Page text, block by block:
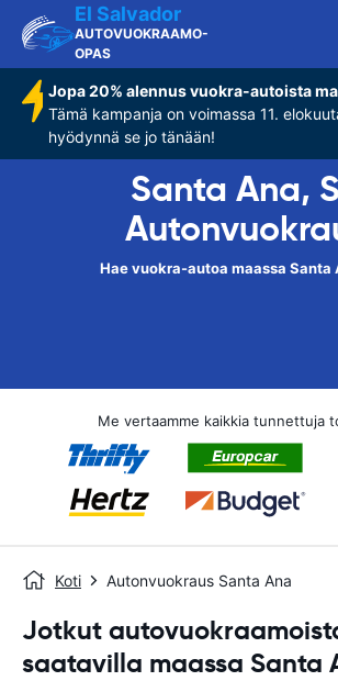
El Salvador
AUTOVUOKRAAMO-
OPAS
Jopa 20% alennus vuokra-autoista
Tämä kampanja on voimassa 11.
hyödynnä se jo tänään!
Santa Ana,
Hae vuokra-autoa maassa Santa
Me vertaamme kaikkia tunnettuja
Koti Autonvuokraus Santa Ana
Jotkut
saatavilla maassa Santa